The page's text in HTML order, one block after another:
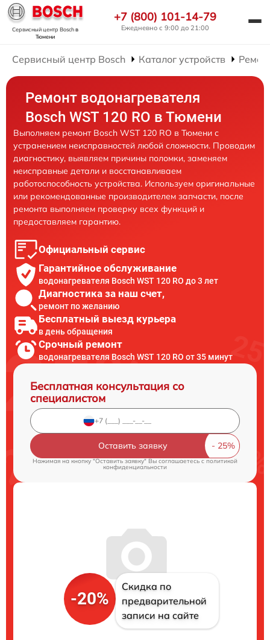
Сервисный центр Boschв
Тюмени
+7 (800) 101-14-79
Ежедневно с 9:00 до 21:00
Сервисный центр Bosch Каталог устройств
Ремонт водонагревателя
Bosch WST 120 RO в Тюмени
Выполняем ремонт Bosch WST 120 RO в Тюмени с
устранением неисправностей любой сложности. Проводим
диагностику, выявляем причины поломки, заменяем
неисправные детали и восстанавливаем
работоспособность устройства. Используем оригинальные
или рекомендованные производителем запчасти, после
ремонта выполняем проверку всех функций и
предоставляем гарантию.
Официальный сервис
Гарантийное обслуживание
водонагревателя Bosch WST 120 RO до 3 лет
Диагностика за наш счет,
ремонт по желанию
Бесплатный выезд курьера
в день обращения
Срочный ремонт
водонагревателя Bosch WST 120 RO от 35 минут
Бесплатная консультация со
специалистом
Оставить заявку
Нажимая на кнопку "Оставить заявку" Вы соглашаетесь cполитикой
конфиденциальности
-20%
Скидка по
предварительной
записи на сайте